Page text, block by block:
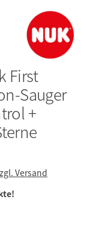
First
Sauger
+
Versand